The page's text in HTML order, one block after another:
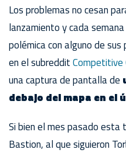
Los problemas no cesan
lanzamiento y cada
polémica con alguno de sus
en el subreddit
una captura de pantalla de
debajo del mapa en el
Si bien el mes pasado esta
Bastion, al que siguieron